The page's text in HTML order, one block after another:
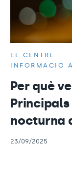
EL CENTRE
INFORMACIÓ
Per què
nocturna
23/09/2025